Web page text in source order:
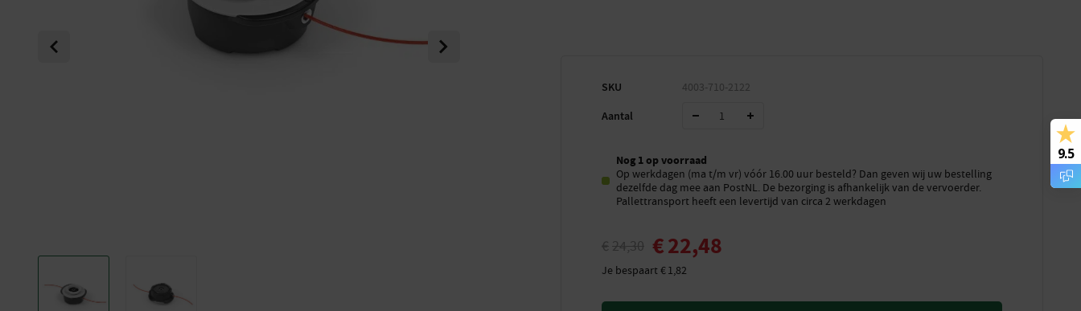
Previous Next
SKU 4003-710-2122
Aantal
Nog 1 op voorraad
Op werkdagen (ma t/m vr) vóór 16.00 uur besteld? Dan geven wij uw bestelling
dezelfde dag mee aan PostNL. De bezorging is afhankelijk van de vervoerder.
Pallettransport heeft een levertijd van circa 2 werkdagen
€24,30 €22,48
Je bespaart€1,82
9.5